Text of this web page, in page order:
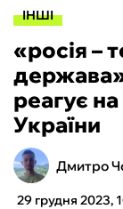
БОКС
ХОКЕЙ
ТЕНІС
ІНШІ
«росія –
реагує
України
Дмитро
29 грудня 2023,